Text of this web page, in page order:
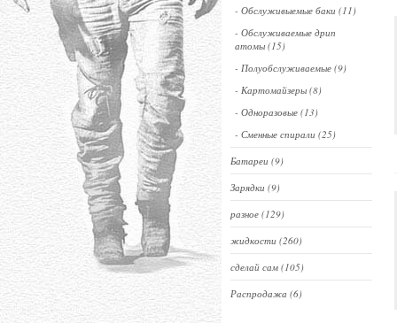
- Обслуживыемые баки (11)
- Обслуживаемые дрип
атомы (15)
- Полуобслуживаемые (9)
- Картомайзеры (8)
- Одноразовые (13)
- Сменные спирали (25)
Батареи (9)
Зарядки (9)
разное (129)
жидкости (260)
сделай сам (105)
Распродажа (6)